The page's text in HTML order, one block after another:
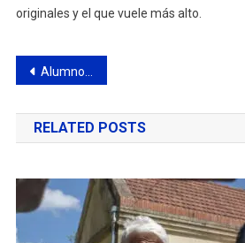
originales y el que vuele más alto.
Navegación
de
entradas
Alumnos de la Escuela Municipal de Boccias participan de torneo nacional
RELATED POSTS